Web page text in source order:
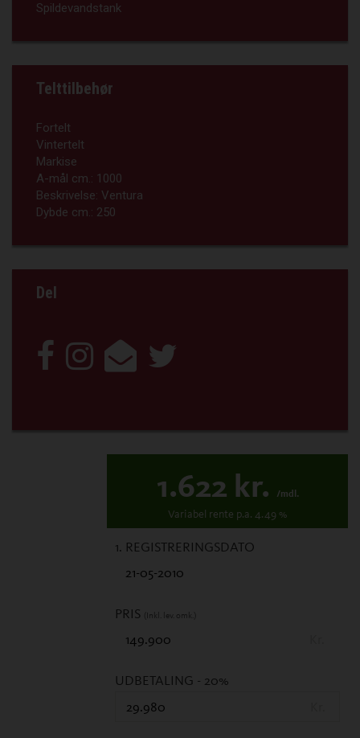
Spildevandstank
Telttilbehør
Fortelt
Vintertelt
Markise
A-mål cm.: 1000
Beskrivelse: Ventura
Dybde cm.: 250
Del
1.622 kr. /mdl.
Variabel rente p.a. 4.49 %
1. REGISTRERINGSDATO
PRIS (Inkl. lev. omk.)
UDBETALING - 20%